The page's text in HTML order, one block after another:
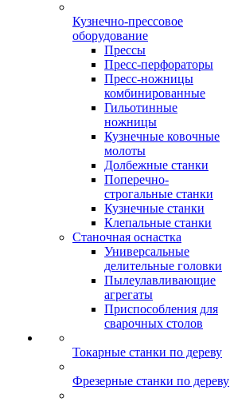
Кузнечно-прессовое
оборудование
Прессы
Пресс-перфораторы
Пресс-ножницы
комбинированные
Гильотинные
ножницы
Кузнечные ковочные
молоты
Долбежные станки
Поперечно-
строгальные станки
Кузнечные станки
Клепальные станки
Станочная оснастка
Универсальные
делительные головки
Пылеулавливающие
агрегаты
Приспособления для
сварочных столов
Токарные станки по дереву
Фрезерные станки по дереву